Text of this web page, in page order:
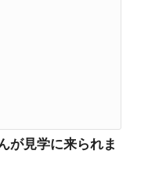
が見学に来られま